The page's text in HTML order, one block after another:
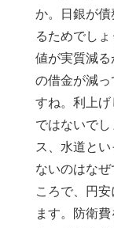
か。日銀が
るためでし
値が実質減
の借金が減
すね。利上
ではないで
ス、水道と
ないのはな
ころで、円
ます。防衛